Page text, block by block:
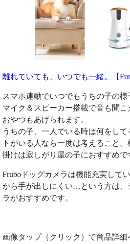
離れていても、いつでも一緒。【
スマホ連動でいつでもうちの子の様
マイク＆スピーカー搭載で音も聞こ
おやつもあげられます。
うちの子、一人でいる時は何をし
トがいる人なら一度は考えること
掛けは寂しがり屋の子におすすめで
Fruboドッグカメラは機能充実して
から手が出しにくい…という方は、
ラがおすすめです。
画像タップ（クリック）で商品詳細